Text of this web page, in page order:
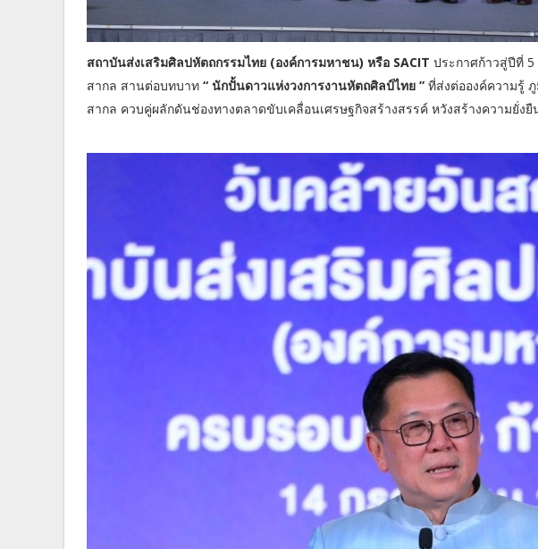
สถาบันส่งเสริมศิลปหัตถกรรมไทย (องค์การมหาชน) หรือ SACIT ประกาศก้าวสู่ปีที่
สากล สานต่อบทบาท “ นักปั้นดาวแห่งวงการงานหัตถศิลป์ไทย ” ที่ส่งต่อองค์ความรู้
สากล ควบคู่ผลักดันช่องทางตลาดขับเคลื่อนเศรษฐกิจสร้างสรรค์ หวังสร้างความยั่ง